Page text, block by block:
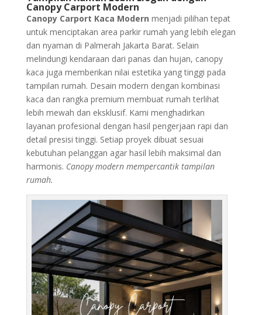
Canopy Carport Modern
Canopy Carport Kaca Modern menjadi pilihan tepat
untuk menciptakan area parkir rumah yang lebih elegan
dan nyaman di Palmerah Jakarta Barat. Selain
melindungi kendaraan dari panas dan hujan, canopy
kaca juga memberikan nilai estetika yang tinggi pada
tampilan rumah. Desain modern dengan kombinasi
kaca dan rangka premium membuat rumah terlihat
lebih mewah dan eksklusif. Kami menghadirkan
layanan profesional dengan hasil pengerjaan rapi dan
detail presisi tinggi. Setiap proyek dibuat sesuai
kebutuhan pelanggan agar hasil lebih maksimal dan
harmonis. Canopy modern mempercantik tampilan
rumah.